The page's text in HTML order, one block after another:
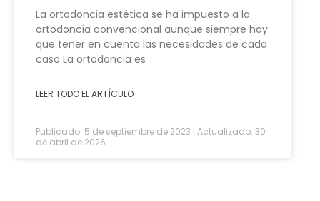
La ortodoncia estética se ha impuesto a la
ortodoncia convencional aunque siempre hay
que tener en cuenta las necesidades de cada
caso La ortodoncia es
LEER TODO EL ARTÍCULO
Publicado: 5 de septiembre de 2023 | Actualizado: 30
de abril de 2026